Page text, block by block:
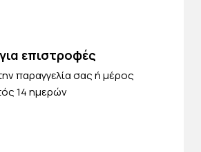
επιστροφές
παραγγελία σας ή μέρος
14 ημερών